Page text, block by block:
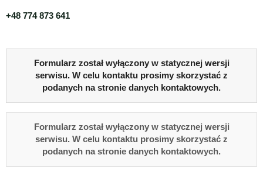
+48 774 873 641
Formularz został wyłączony w statycznej wersji
serwisu. W celu kontaktu prosimy skorzystać z
podanych na stronie danych kontaktowych.
Formularz został wyłączony w statycznej wersji
serwisu. W celu kontaktu prosimy skorzystać z
podanych na stronie danych kontaktowych.